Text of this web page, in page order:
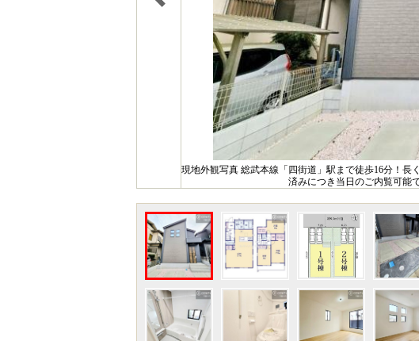
現地外観写真 総武本線「四街道」駅まで徒歩16分！
済みにつき当日のご内覧可能